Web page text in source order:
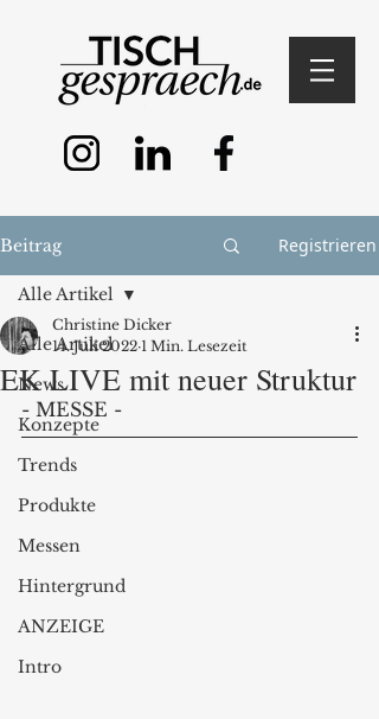
Beitrag Registrieren
Alle Artikel
News
Konzepte
Trends
Produkte
Messen
Hintergrund
ANZEIGE
Intro
Alle Artikel
EK LIVE mit neuer Struktur
Christine Dicker
14. Juli 2022 1 Min. Lesezeit
- MESSE -